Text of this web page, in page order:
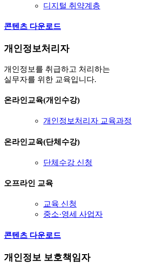
디지털 취약계층
콘텐츠 다운로드
개인정보처리자
개인정보를 취급하고 처리하는
실무자를 위한 교육입니다.
온라인교육(개인수강)
개인정보처리자 교육과정
온라인교육(단체수강)
단체수강 신청
오프라인 교육
교육 신청
중소·영세 사업자
콘텐츠 다운로드
개인정보 보호책임자